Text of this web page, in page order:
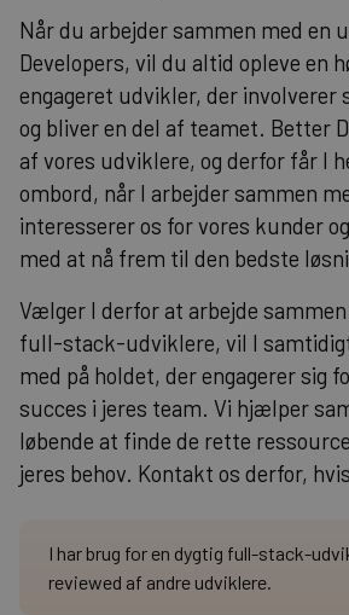
Når du arbejder sammen med en
Developers, vil du altid opleve en
engageret udvikler, der involverer
og bliver en del af teamet. Better
af vores udviklere, og derfor får I
ombord, når I arbejder sammen
interesserer os for vores kunder
med at nå frem til den bedste
Vælger I derfor at arbejde
full-stack-udviklere, vil I
med på holdet, der engagerer sig
succes i jeres team. Vi hjælper
løbende at finde de rette
jeres behov. Kontakt os derfor,
I har brug for en dygtig full-stack-
reviewed af andre udviklere.